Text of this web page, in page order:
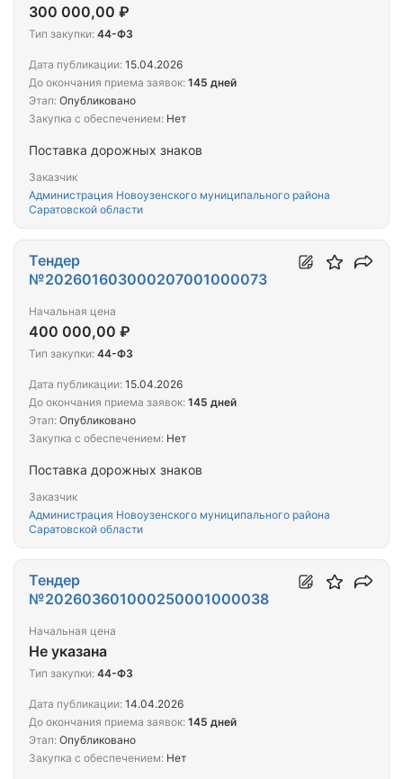
Поставка дорожных знаков
Заказчик
Администрация Новоузенского муниципального района
Саратовской области
300 000,00 ₽
Тип закупки: 44-ФЗ
Дата публикации: 15.04.2026
До окончания приема заявок: 145 дней
Этап: Опубликовано
Закупка с обеспечением: Нет
Поставка дорожных знаков
Заказчик
Администрация Новоузенского муниципального района
Саратовской области
Тендер
№202601603000207001000073
Начальная цена
400 000,00 ₽
Тип закупки: 44-ФЗ
Дата публикации: 15.04.2026
До окончания приема заявок: 145 дней
Этап: Опубликовано
Закупка с обеспечением: Нет
Тендер
№202603601000250001000038
Начальная цена
Не указана
Тип закупки: 44-ФЗ
Дата публикации: 14.04.2026
До окончания приема заявок: 145 дней
Этап: Опубликовано
Закупка с обеспечением: Нет